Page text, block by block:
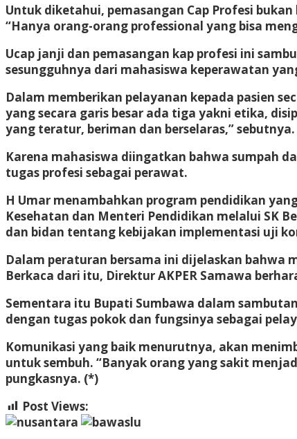
Untuk diketahui, pemasangan Cap Profesi
“Hanya orang-orang professional yang bisa
Ucap janji dan pemasangan kap profesi ini
sesungguhnya dari mahasiswa keperawatan
Dalam memberikan pelayanan kepada pasien
yang secara garis besar ada tiga yakni etika,
yang teratur, beriman dan berselaras,” sebutnya.
Karena mahasiswa diingatkan bahwa sumpah
tugas profesi sebagai perawat.
H Umar menambahkan program pendidikan
Kesehatan dan Menteri Pendidikan melalui SK
dan bidan tentang kebijakan implementasi uji
Dalam peraturan bersama ini dijelaskan bahwa
Berkaca dari itu, Direktur AKPER Samawa
Sementara itu Bupati Sumbawa dalam
dengan tugas pokok dan fungsinya sebagai
Komunikasi yang baik menurutnya, akan
untuk sembuh. “Banyak orang yang sakit
pungkasnya. (*)
Post Views: